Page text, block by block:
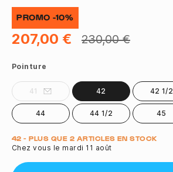
PROMO -10%
207,00 € 230,00 €
Pointure
41 42 42 1/2
44 44 1/2 45
Quantité
42 - PLUS QUE 2 ARTICLES EN STOCK
Chez vous le mardi 11 août